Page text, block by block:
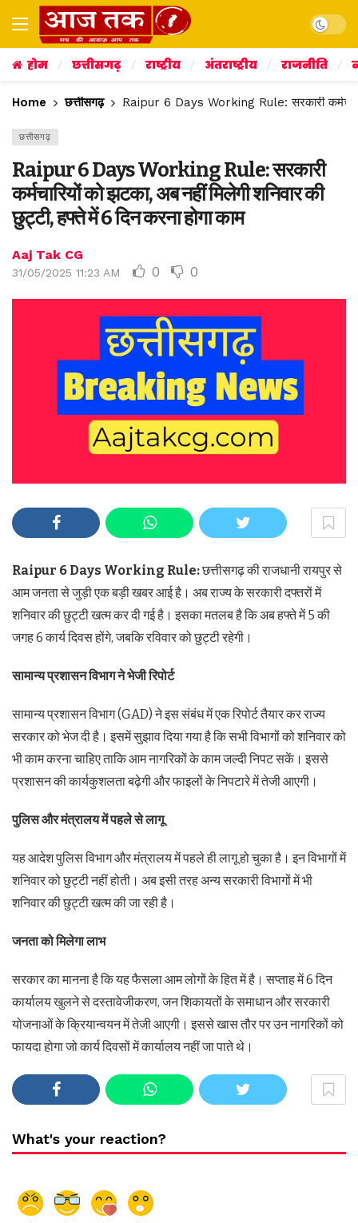
Dark
होम छत्तीसगढ़ राष्ट्रीय अंतराष्ट्रीय राजनीति
Home छत्तीसगढ़ Raipur 6 Days Working Rule: सरकारी
छत्तीसगढ़
Raipur 6 Days Working Rule: सरकारी
कर्मचारियों को झटका, अब नहीं मिलेगी शनिवार की
छुट्टी, हफ्ते में 6 दिन करना होगा काम
Aaj Tak CG
31/05/2025 11:23 AM 0 0
Raipur 6 Days Working Rule:छत्तीसगढ़ की राजधानी रायपुर से
आम जनता से जुड़ी एक बड़ी खबर आई है। अब राज्य के सरकारी दफ्तरों में
शनिवार की छुट्टी खत्म कर दी गई है। इसका मतलब है कि अब हफ्ते में 5 की
जगह 6 कार्य दिवस होंगे, जबकि रविवार को छुट्टी रहेगी।
सामान्यप्रशासनविभागनेभेजीरिपोर्ट
सामान्य प्रशासन विभाग (GAD) ने इस संबंध में एक रिपोर्ट तैयार कर राज्य
सरकार को भेज दी है। इसमें सुझाव दिया गया है कि सभी विभागों को शनिवार को
भी काम करना चाहिए ताकि आम नागरिकों के काम जल्दी निपट सकें। इससे
प्रशासन की कार्यकुशलता बढ़ेगी और फाइलों के निपटारे में तेजी आएगी।
पुलिसऔरमंत्रालयमेंपहलेसेलागू
यह आदेश पुलिस विभाग और मंत्रालय में पहले ही लागू हो चुका है। इन विभागों में
शनिवार को छुट्टी नहीं होती। अब इसी तरह अन्य सरकारी विभागों में भी
शनिवार की छुट्टी खत्म की जा रही है।
जनताकोमिलेगालाभ
सरकार का मानना ​​है कि यह फैसला आम लोगों के हित में है। सप्ताह में 6 दिन
कार्यालय खुलने से दस्तावेजीकरण, जन शिकायतों के समाधान और सरकारी
योजनाओं के क्रियान्वयन में तेजी आएगी। इससे खास तौर पर उन नागरिकों को
फायदा होगा जो कार्य दिवसों में कार्यालय नहीं जा पाते थे।
What's your reaction?